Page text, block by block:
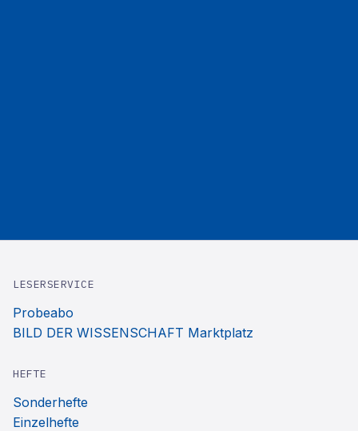
LESERSERVICE
Probeabo
BILD DER WISSENSCHAFT Marktplatz
HEFTE
Sonderhefte
Einzelhefte